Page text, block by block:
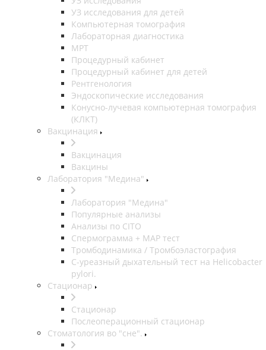
УЗ исследования для детей
Компьютерная томография
Лабораторная диагностика
МРТ
Процедурный кабинет
Процедурный кабинет для детей
Рентгенология
Эндоскопические исследования
Конусно-лучевая компьютерная томография
(КЛКТ)
Вакцинация
Вакцинация
Вакцины
Лаборатория "Медина"
Лаборатория "Медина"
Популярные анализы
Анализы по CITO
Спермограмма + МАР тест
Тромбодинамика / Тромбоэластография
С-уреазный дыхательный тест на Helicobacter
pylori.
Стационар
Стационар
Послеоперационный стационар
Стоматология во "сне".